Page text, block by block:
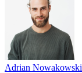
Adrian Nowakowski